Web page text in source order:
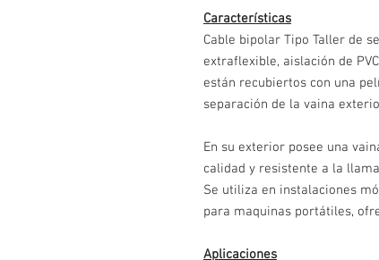
Características
Cable bipolar Tipo Taller de
extraflexible, aislación de
están recubiertos con una
separación de la vaina
En su exterior posee una
calidad y resistente a la
Se utiliza en instalaciones
para maquinas portátiles,
Aplicaciones